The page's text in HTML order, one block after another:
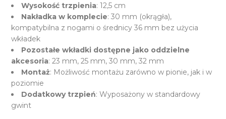
Wysokość trzpienia: 12,5 cm
Nakładka w komplecie: 30 mm (okrągła),
kompatybilna z nogami o średnicy 36 mm bez użycia
wkładek
Pozostałe wkładki dostępne jako oddzielne
akcesoria: 23 mm, 25 mm, 30 mm, 32 mm
Montaż: Możliwość montażu zarówno w pionie, jak i w
poziomie
Dodatkowy trzpień: Wyposażony w standardowy
gwint